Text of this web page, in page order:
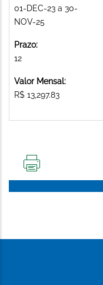
01-DEC-23 a 30-
NOV-25
Prazo:
12
Valor Mensal:
R$ 13,297.83
PÁGINA